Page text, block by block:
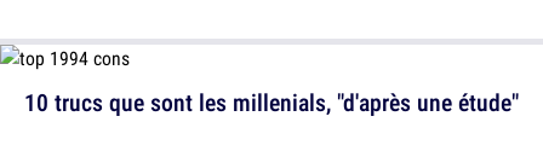
10 trucs que sont les millenials, "d'après une étude"